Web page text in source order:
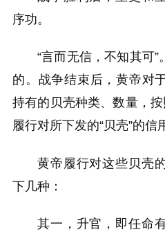
序功。
“言而无信，不知其可
的。战争结束后，黄帝对
持有的贝壳种类、数量，按
履行对所下发的“贝壳”的信
黄帝履行对这些贝壳
下几种：
其一，升官，即任命